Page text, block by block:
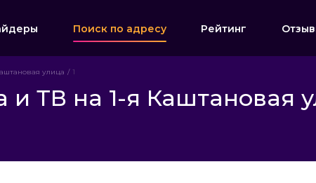
Поиск по адресу Рейтинг
улица 1
ТВ на 1-я Каштановая